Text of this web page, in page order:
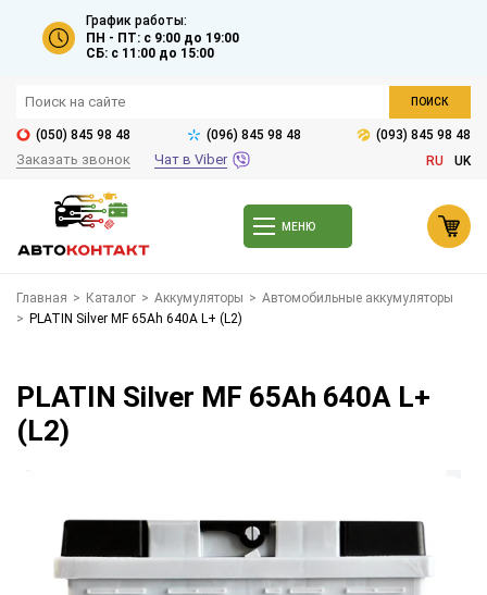
График работы:
ПН - ПТ: с 9:00 до 19:00
СБ: с 11:00 до 15:00
ПОИСК
(050) 845 98 48 (096) 845 98 48 (093) 845 98 48
Заказать звонок Чат в Viber RU UK
МЕНЮ
Главная > Каталог > Аккумуляторы > Автомобильные аккумуляторы
> PLATIN Silver MF 65Ah 640A L+ (L2)
PLATIN Silver MF 65Ah 640A L+
(L2)